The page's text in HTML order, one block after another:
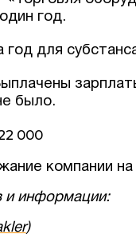
год.
год для
было.
000
компании на
и информации:
)